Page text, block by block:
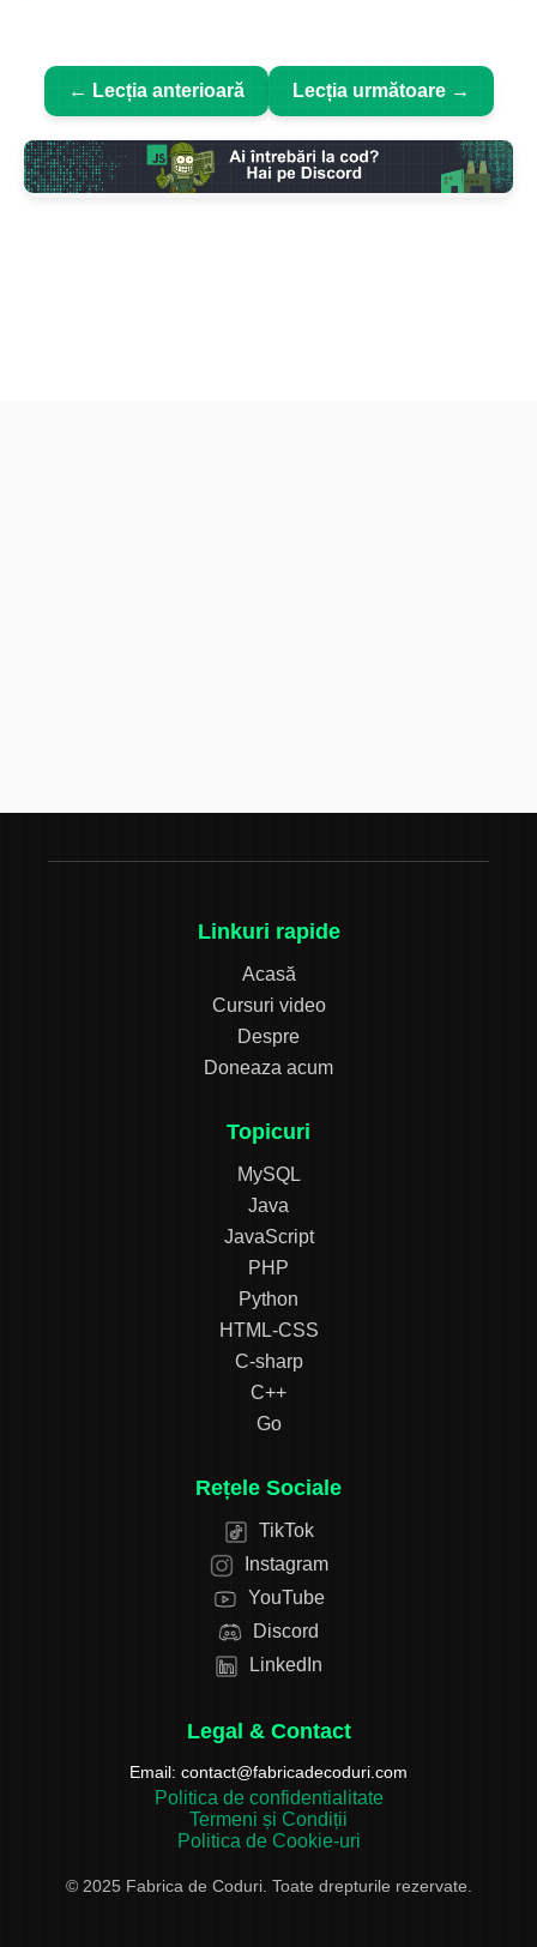
← Lecția anterioară Lecția următoare →
Linkuri rapide
Acasă
Cursuri video
Despre
Doneaza acum
Topicuri
MySQL
Java
JavaScript
PHP
Python
HTML-CSS
C-sharp
C++
Go
Rețele Sociale
TikTok
Instagram
YouTube
Discord
LinkedIn
Legal & Contact
Email: contact@fabricadecoduri.com
Politica de confidentialitate
Termeni și Condiții
Politica de Cookie-uri
© 2025 Fabrica de Coduri. Toate drepturile rezervate.